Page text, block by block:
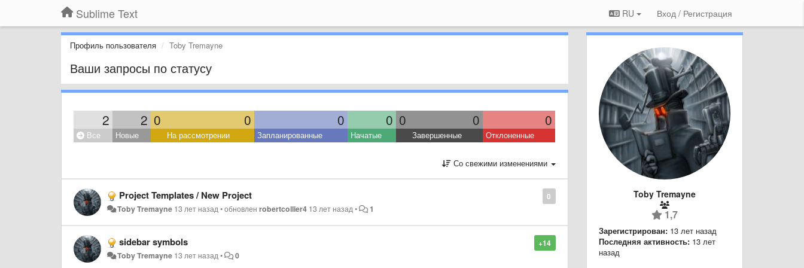
Sublime Text RU Вход / Регистрация
Профиль пользователя Toby Tremayne
Ваши запросы по статусу
2 2 0 0 0 0 0 0 0
Все Новые На рассмотрении Запланированные Начатые Завершенные Отклоненные
Со свежими изменениями
0
Project Templates / New Project
Toby Tremayne 13 лет назад•обновленrobertcollier4 13 лет назад• 1
+14
sidebar symbols
Toby Tremayne 13 лет назад• 0
Toby Tremayne
1,7
Зарегистрирован: 13 лет назад
Последняя активность: 13 лет
назад